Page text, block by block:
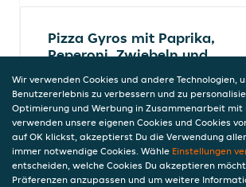
Pizza Gyros mit Paprika,
Peperoni, Zwiebeln und
11,00 €
Pizza Gyros mit
Jalapenos und Knoblauch
Wir verwenden Cookies und andere Technologien,
Benutzererlebnis zu verbessern und zu
Optimierung und Werbung in Zusammenarbeit mit
verwenden unsere eigenen Cookies und Cookies
auf OK klickst, akzeptierst Du die Verwendung
immer notwendige Cookies. Wähle Einstellungen
entscheiden, welche Cookies Du akzeptieren
Präferenzen anzupassen und um weitere